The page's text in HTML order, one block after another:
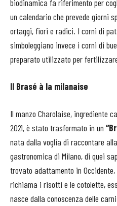
biodinamica fa riferimento per
un calendario che prevede giorni
ortaggi, fiori e radici. I corni di
simboleggiano invece i corni di
preparato utilizzato per
Il Brasé à la milanaise
Il manzo Charolaise, ingrediente
2021, è stato trasformato in un
nata dalla voglia di raccontare
gastronomica di Milano, di quei
trovato adattamento in
richiama i risotti e le cotolette,
nasce dalla conoscenza delle